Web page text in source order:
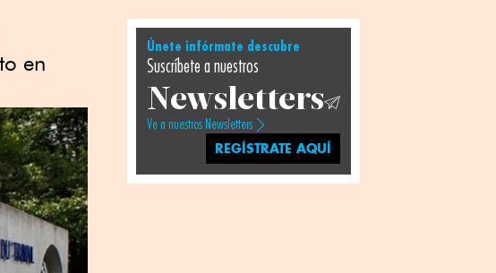
en
Únete infórmate descubre
Suscríbete a nuestros
Newsletters
Ve a nuestros Newsletters
REGÍSTRATE AQUÍ